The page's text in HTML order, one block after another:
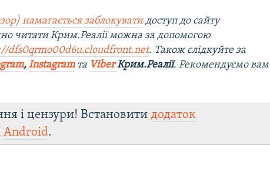
намагається заблокуватидоступ до сайту
читати Крим.Реалії можна за допомогою
dfs0qrmo00d6u.cloudfront.net. Також слідкуйте за
,Instagramта ViberКрим.Реалії. Рекомендуємо вам
і цензури! Встановитидодаток
Android.